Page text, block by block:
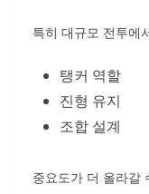
특히 대규모 전투에
탱커 역할
진형 유지
조합 설계
중요도가 더 올라갈